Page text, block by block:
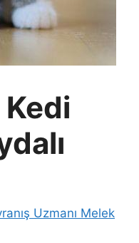
Uzmanı Melek